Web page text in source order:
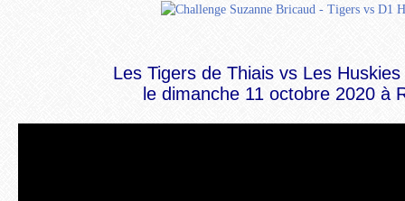
Les Tigers de Thiais vs Les
le dimanche 11 octobre 2020 à